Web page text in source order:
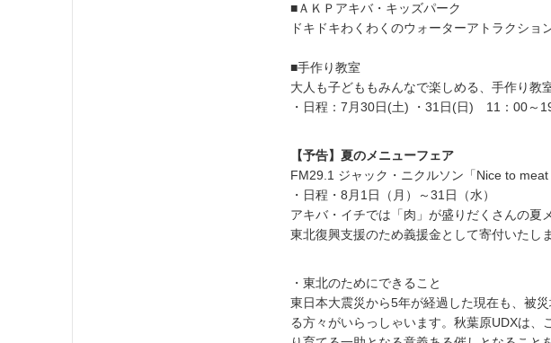
■ＡＫＰアキバ・キッズパーク
ドキドキわくわくのウォーターアトラクシ
■手作り教室
大人も子どももみんなで楽しめる、手作り教
・日程：7月30日(土) ・31日(日) 11：00～
【予告】夏のメニューフェア
FM29.1 ジャック・ニクルソン「Nice to meat
・日程・8月1日（月）～31日（水）
アキバ・イチでは「肉」が盛りだくさんの夏
東北復興支援のため義援金として寄付いたしま
・東北のためにできること
東日本大震災から5年が経過した現在も、被
る方々がいらっしゃいます。秋葉原UDXは